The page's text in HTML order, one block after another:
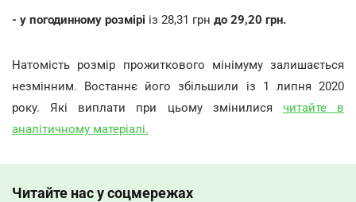
- у погодинному розмірі із 28,31 грн до 29,20 грн.
Натомість розмір прожиткового мінімуму залишається
незмінним. Востаннє його збільшили із 1 липня 2020
року. Які виплати при цьому змінилися читайте в
аналітичному матеріалі.
Читайте нас у соцмережах